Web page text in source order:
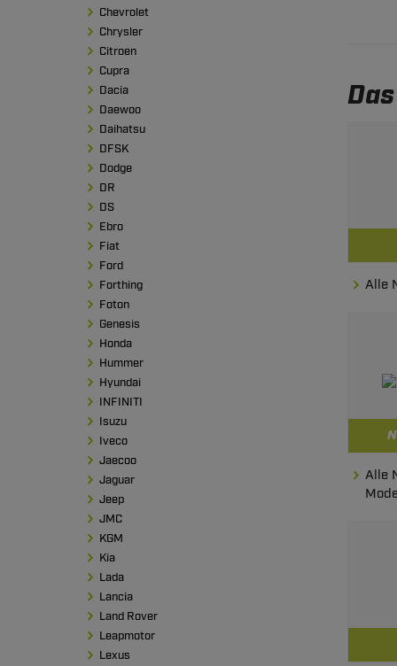
Chevrolet
Chrysler
Citroen
Cupra
Dacia
Daewoo
Daihatsu
DFSK
Dodge
DR
DS
Ebro
Fiat
Ford
Forthing
Foton
Genesis
Honda
Hummer
Hyundai
INFINITI
Isuzu
Iveco
Jaecoo
Jaguar
Jeep
JMC
KGM
Kia
Lada
Lancia
Land Rover
Leapmotor
Lexus
Alle
Alle